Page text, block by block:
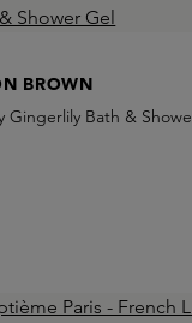
BROWN
Gingerlily Bath &